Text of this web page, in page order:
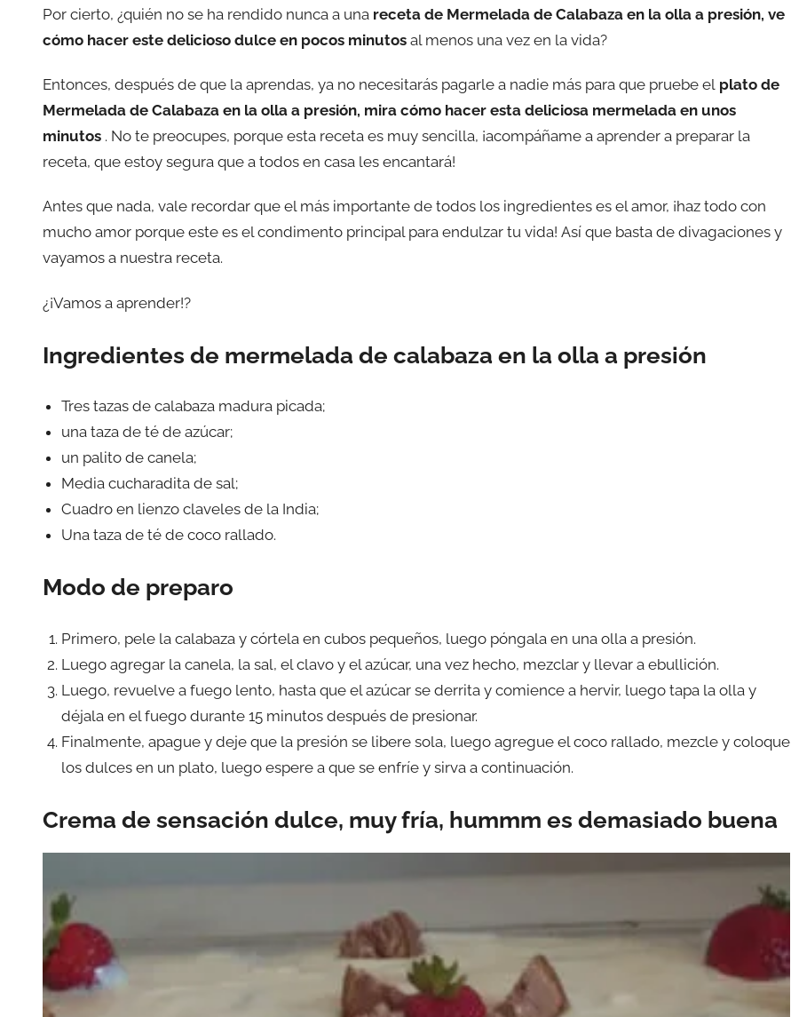
Por cierto, ¿quién no se ha rendido nunca a una receta de Mermelada de Calabaza en la olla a presión, ve
cómo hacer este delicioso dulce en pocos minutos al menos una vez en la vida?
Entonces, después de que la aprendas, ya no necesitarás pagarle a nadie más para que pruebe el plato de
Mermelada de Calabaza en la olla a presión, mira cómo hacer esta deliciosa mermelada en unos
minutos . No te preocupes, porque esta receta es muy sencilla, ¡acompáñame a aprender a preparar la
receta, que estoy segura que a todos en casa les encantará!
Antes que nada, vale recordar que el más importante de todos los ingredientes es el amor, ¡haz todo con
mucho amor porque este es el condimento principal para endulzar tu vida! Así que basta de divagaciones y
vayamos a nuestra receta.
¿¡Vamos a aprender!?
Ingredientes de mermelada de calabaza en la olla a presión
Tres tazas de calabaza madura picada;
una taza de té de azúcar;
un palito de canela;
Media cucharadita de sal;
Cuadro en lienzo claveles de la India;
Una taza de té de coco rallado.
Modo de preparo
Primero, pele la calabaza y córtela en cubos pequeños, luego póngala en una olla a presión.
Luego agregar la canela, la sal, el clavo y el azúcar, una vez hecho, mezclar y llevar a ebullición.
Luego, revuelve a fuego lento, hasta que el azúcar se derrita y comience a hervir, luego tapa la olla y
déjala en el fuego durante 15 minutos después de presionar.
Finalmente, apague y deje que la presión se libere sola, luego agregue el coco rallado, mezcle y coloque
los dulces en un plato, luego espere a que se enfríe y sirva a continuación.
Crema de sensación dulce, muy fría, hummm es demasiado buena